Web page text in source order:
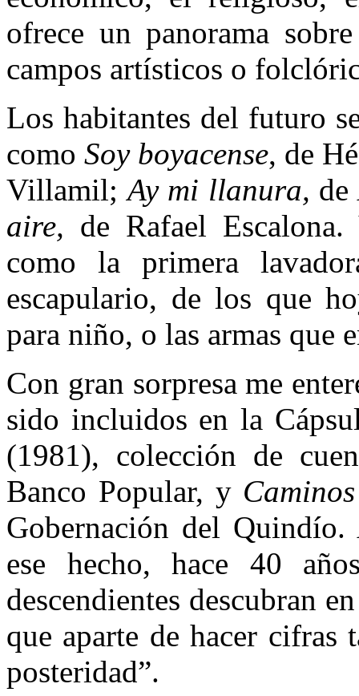
ofrece un panorama
campos artísticos o
Los habitantes del futuro
comoSoy boyacense, de
Villamil;Ay mi llanura,
aire, de Rafael
como la primera
escapulario, de los que
para niño, o las armas que
Con gran sorpresa me
sido incluidos en la
(1981), colección de
Banco Popular, y
Gobernación del
ese hecho, hace 40
descendientes descubran
que aparte de hacer cifras
posteridad”.